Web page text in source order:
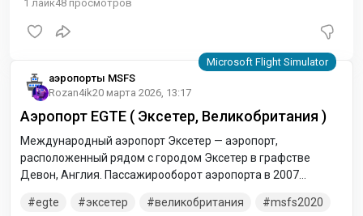
1 лайк48 просмотров
аэропорты MSFS
Rozan4ik20 марта 2026, 13:17
Аэропорт EGTE ( Эксетер, Великобритания )
Международный аэропорт Эксетер — аэропорт,
расположенный рядом с городом Эксетер в графстве
Девон, Англия. Пассажирооборот аэропорта в 2007
когда услугами аэропорта воспользовались более 1 млн
egte эксетер великобритания
msfs2020